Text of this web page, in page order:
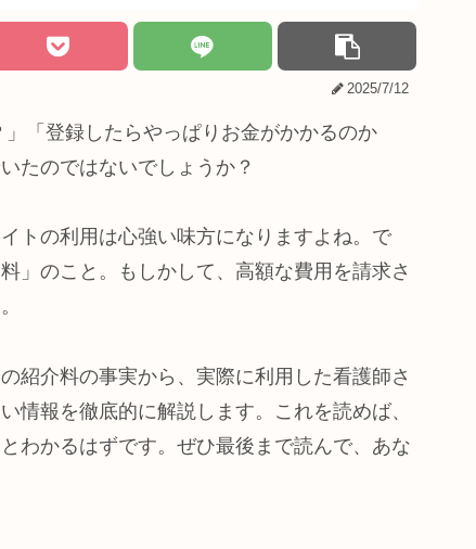
2025/7/12
「登録したらやっぱりお金がかかるのか
たのではないでしょうか？
トの利用は心強い味方になりますよね。で
」のこと。もしかして、高額な費用を請求さ
紹介料の事実から、実際に利用した看護師さ
情報を徹底的に解説します。これを読めば、
わかるはずです。ぜひ最後まで読んで、あな